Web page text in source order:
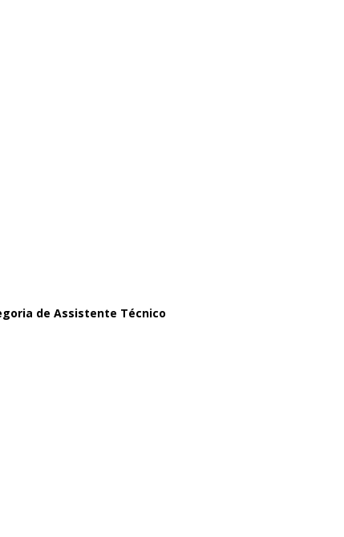
de Assistente Técnico